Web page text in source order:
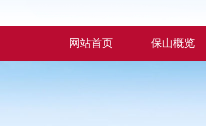
网站首页 保山概览